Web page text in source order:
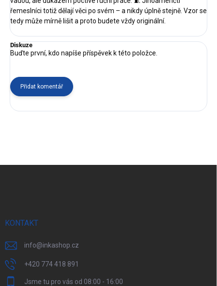
řemeslníci totiž dělají věci po svém – a nikdy úplně stejně. Vzor se
tedy může mírně lišit a proto budete vždy originální.
Diskuze
Buďte první, kdo napíše příspěvek k této položce.
Přidat komentář
KONTAKT
info@inkashop.cz
+420 774 418 891
Jsme tu pro vás od 08:00 - 16:00